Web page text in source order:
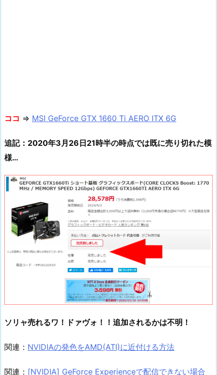
ココ ⇒ MSI GeForce GTX 1660 Ti AERO ITX 6G
追記：2020年3月26日21時半の時点では既に売り切れた模
様…
ソリャ売れるワ！ドァヴォ！！追加されるかは不明！
関連： NVIDIAの発色をAMD(ATI)に近付ける方法
関連： [NVIDIA] GeForce Experienceで配信できない場合